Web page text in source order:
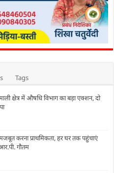
Tags
क्षेत्र में औषधि विभाग का बड़ा एक्शन, दो
करना प्राथमिकता, हर घर तक पहुंचाएं
आर.पी. गौतम